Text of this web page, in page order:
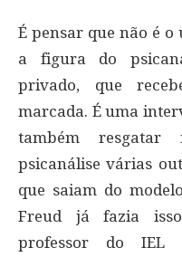
É pensar que não é
a figura do
privado, que
marcada. É uma
também
psicanálise várias
que saiam do
Freud já fazia
professor do IEL